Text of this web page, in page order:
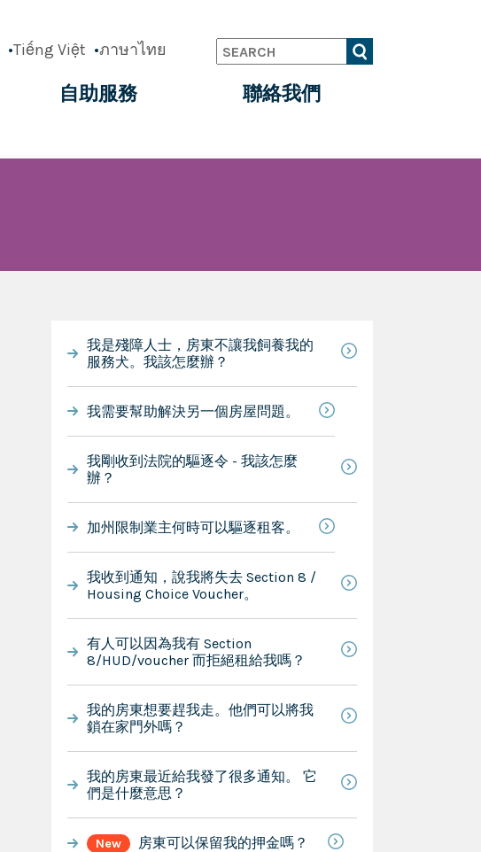
Tiếng Việt ภาษาไทย Search
自助服務 聯絡我們
我是殘障人士，房東不讓我飼養我的
服務犬。我該怎麼辦？
我需要幫助解決另一個房屋問題。
我剛收到法院的驅逐令 - 我該怎麼
辦？
加州限制業主何時可以驅逐租客。
我收到通知，說我將失去 Section 8 /
Housing Choice Voucher。
有人可以因為我有 Section
8/HUD/voucher 而拒絕租給我嗎？
我的房東想要趕我走。他們可以將我
鎖在家門外嗎？
我的房東最近給我發了很多通知。 它
們是什麼意思？
New 房東可以保留我的押金嗎？